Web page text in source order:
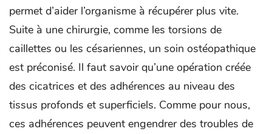
permet d’aider l’organisme à récupérer plus vite.
Suite à une chirurgie, comme les torsions de
caillettes ou les césariennes, un soin ostéopathique
est préconisé. Il faut savoir qu’une opération créée
des cicatrices et des adhérences au niveau des
tissus profonds et superficiels. Comme pour nous,
ces adhérences peuvent engendrer des troubles de